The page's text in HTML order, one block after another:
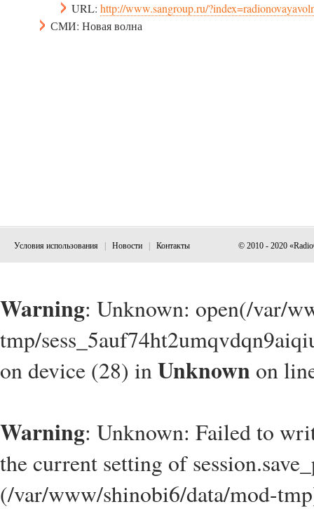
URL: http://www.sangroup.ru/
СМИ: Новая волна
Условия использования Новости Контакты © 2010 - 2020
Warning: Unknown: open(/var/
tmp/
on device (28) inUnknown on
Warning: Unknown: Failed to
the current setting of
(/var/www/shinobi6/data/mod-